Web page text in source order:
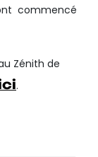
commencé
Zénith de
.